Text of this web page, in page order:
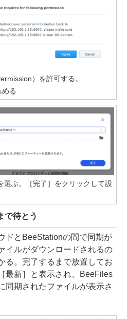
）を許可する。
める
選ぶ。［完了］をクリックして設
で待とう
ドとBeeStationの間で同期が
イルがダウンロードされるの
る。完了するまで放置してお
最新］と表示され、BeeFiles
同期されたファイルが表示さ